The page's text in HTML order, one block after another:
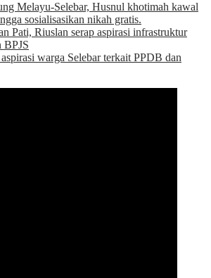
Melayu-Selebar, Husnul khotimah kawal
sosialisasikan nikah gratis.
Pati, Riuslan serap aspirasi infrastruktur
BPJS
warga Selebar terkait PPDB dan